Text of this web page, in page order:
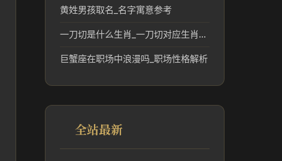
黄姓男孩取名_名字寓意参考
一刀切是什么生肖_一刀切对应生肖民俗文化解读
巨蟹座在职场中浪漫吗_职场性格解析
全站最新